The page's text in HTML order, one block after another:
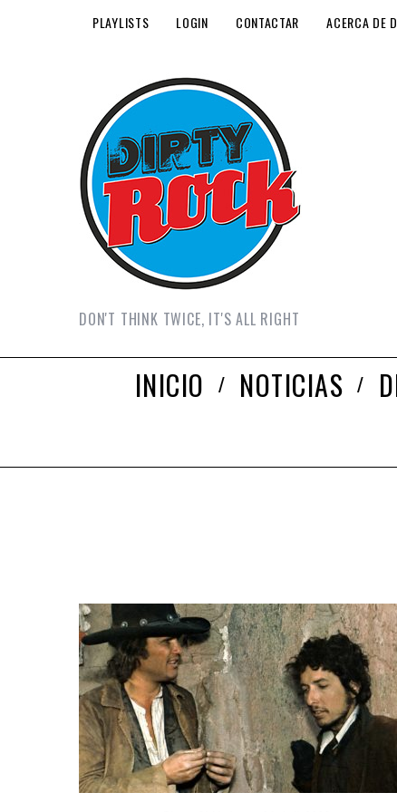
PLAYLISTS LOGIN CONTACTAR ACERCA DE
DON'T THINK TWICE, IT'S ALL RIGHT
INICIO NOTICIAS